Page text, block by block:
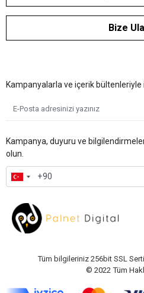
Bize
Kampanyalarla ve içerik
Kampanya, duyuru ve
olun.
Tüm bilgileriniz 256bit SSL
© 2022 Tüm